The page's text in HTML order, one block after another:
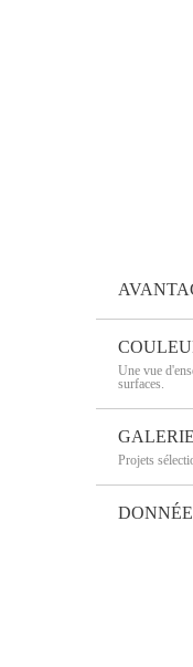
Une vue
surfaces.
GALERIE
Projets